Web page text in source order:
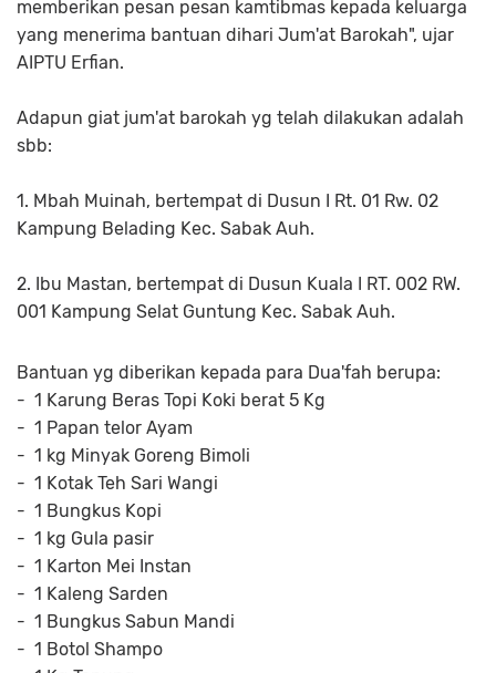
memberikan pesan pesan kamtibmas kepada keluarga
yang menerima bantuan dihari Jum'at Barokah", ujar
AIPTU Erfian.
Adapun giat jum'at barokah yg telah dilakukan adalah
sbb:
1. Mbah Muinah, bertempat di Dusun I Rt. 01 Rw. 02
Kampung Belading Kec. Sabak Auh.
2. Ibu Mastan, bertempat di Dusun Kuala I RT. 002 RW.
001 Kampung Selat Guntung Kec. Sabak Auh.
Bantuan yg diberikan kepada para Dua'fah berupa:
- 1 Karung Beras Topi Koki berat 5 Kg
- 1 Papan telor Ayam
- 1 kg Minyak Goreng Bimoli
- 1 Kotak Teh Sari Wangi
- 1 Bungkus Kopi
- 1 kg Gula pasir
- 1 Karton Mei Instan
- 1 Kaleng Sarden
- 1 Bungkus Sabun Mandi
- 1 Botol Shampo